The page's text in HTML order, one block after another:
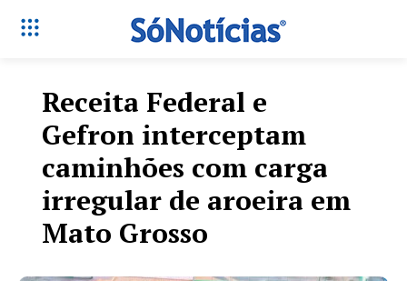
Receita Federal e
Gefron interceptam
caminhões com carga
irregular de aroeira em
Mato Grosso